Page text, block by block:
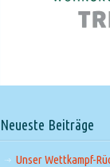
Neueste Beiträge
Unser Wettkampf-